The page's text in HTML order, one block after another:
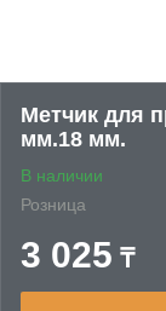
Метчик для
мм.18 мм.
В наличии
Розница
3 025 ₸